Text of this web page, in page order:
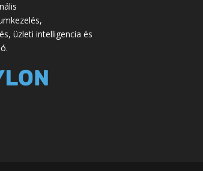
üzleti intelligencia és